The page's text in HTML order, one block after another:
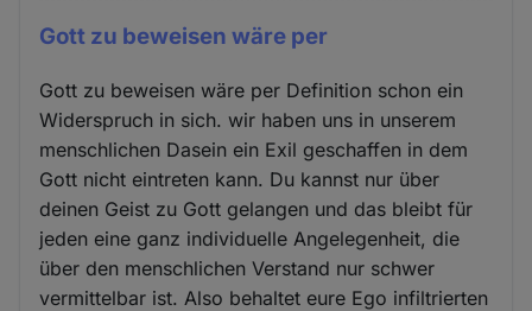
Gott zu beweisen wäre per
Gott zu beweisen wäre per Definition schon ein
Widerspruch in sich. wir haben uns in unserem
menschlichen Dasein ein Exil geschaffen in dem
Gott nicht eintreten kann. Du kannst nur über
deinen Geist zu Gott gelangen und das bleibt für
jeden eine ganz individuelle Angelegenheit, die
über den menschlichen Verstand nur schwer
vermittelbar ist. Also behaltet eure Ego infiltrierten